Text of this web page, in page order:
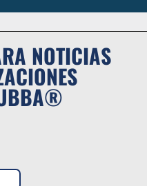
NOTICIAS